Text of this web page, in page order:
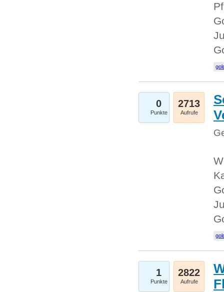
0
Punkte
2713
Aufrufe
1
Punkte
2822
Aufrufe